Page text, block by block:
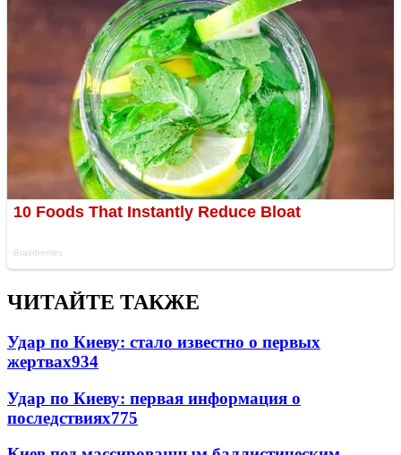
ЧИТАЙТЕ ТАКЖЕ
Удар по Киеву: стало известно о первых
жертвах934
Удар по Киеву: первая информация о
последствиях775